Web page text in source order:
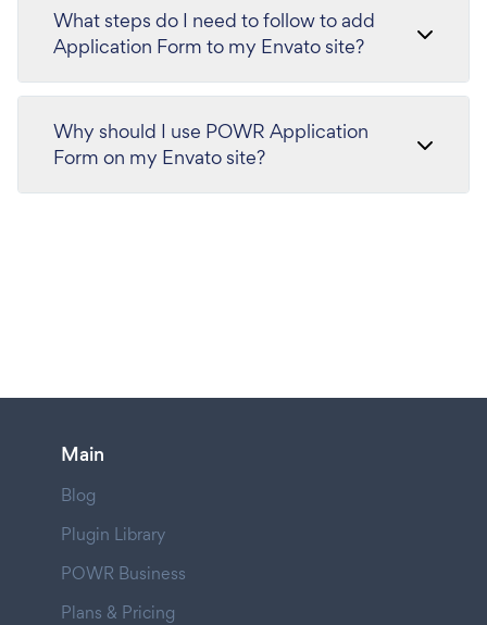
What steps do I need to follow to add
Application Form to my Envato site?
Why should I use POWR Application
Form on my Envato site?
Main
Blog
Plugin Library
POWR Business
Plans & Pricing